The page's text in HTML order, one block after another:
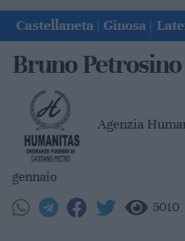
Castellaneta Ginosa
Bruno Petrosino
Agenzia
gennaio
5010